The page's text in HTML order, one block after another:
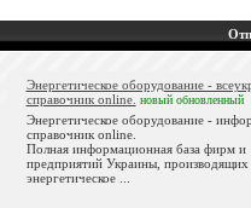
Энергетическое оборудование -
справочник online. новый обновленный
Энергетическое оборудование -
справочник online.
Полная информационная база фирм и
предприятий Украины, производящих
энергетическое ...